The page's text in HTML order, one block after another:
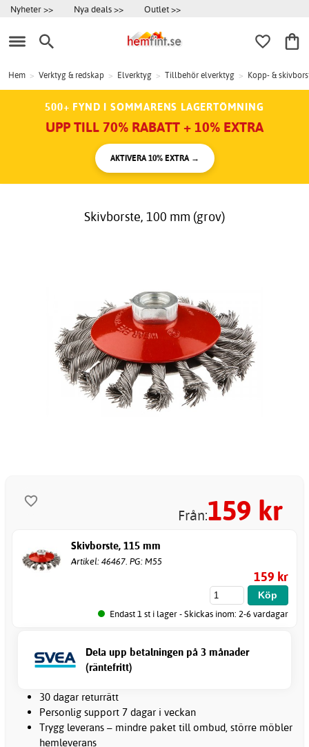
Nyheter >> Nya deals >> Outlet >>
Hem > Verktyg & redskap > Elverktyg > Tillbehör elverktyg > Kopp- &
500+ FYND I SOMMARENS LAGERTÖMNING
UPP TILL 70% RABATT + 10% EXTRA
AKTIVERA 10% EXTRA →
Skivborste, 100 mm (grov)
Från:159 kr
Skivborste, 115 mm
Artikel: 46467. PG: M55
159 kr
Endast 1 st i lager - Skickas inom: 2-6 vardagar
Dela upp betalningen på 3 månader
(räntefritt)
30 dagar returrätt
Personlig support 7 dagar i veckan
Trygg leverans – mindre paket till ombud, större möbler
hemleverans